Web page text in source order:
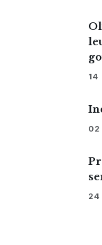
14
02
24